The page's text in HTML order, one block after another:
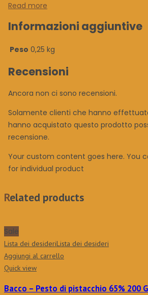
Read more
Informazioni aggiuntive
Peso 0,25 kg
Recensioni
Ancora non ci sono recensioni.
Solamente clienti che hanno
hanno acquistato questo prodotto
recensione.
Your custom content goes here. You
for individual product
Related products
Sale
Lista dei desideriLista dei desideri
Aggiungi al carrello
Quick view
Bacco – Pesto di pistacchio 65% 200